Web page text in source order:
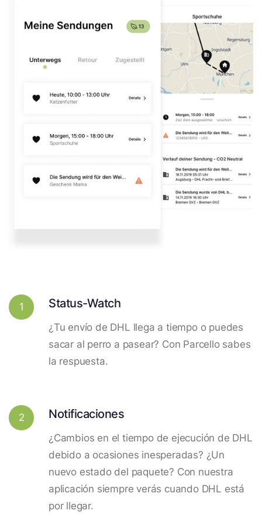
1 Status-Watch
¿Tu envío de DHL llega a tiempo o puedes
sacar al perro a pasear? Con Parcello sabes
la respuesta.
2 Notificaciones
¿Cambios en el tiempo de ejecución de DHL
debido a ocasiones inesperadas? ¿Un
nuevo estado del paquete? Con nuestra
aplicación siempre verás cuando DHL está
por llegar.